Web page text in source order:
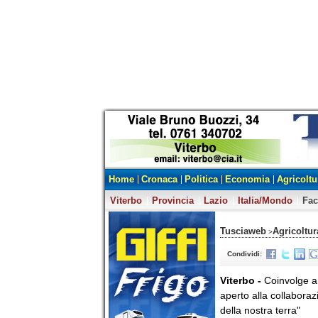
Home Cronaca Politica Economia
Viterbo
Provincia Lazio Italia/Mondo
Tusciaweb >
Condividi:
Viterbo - Coinvolge
aperto alla
della nostra terra"